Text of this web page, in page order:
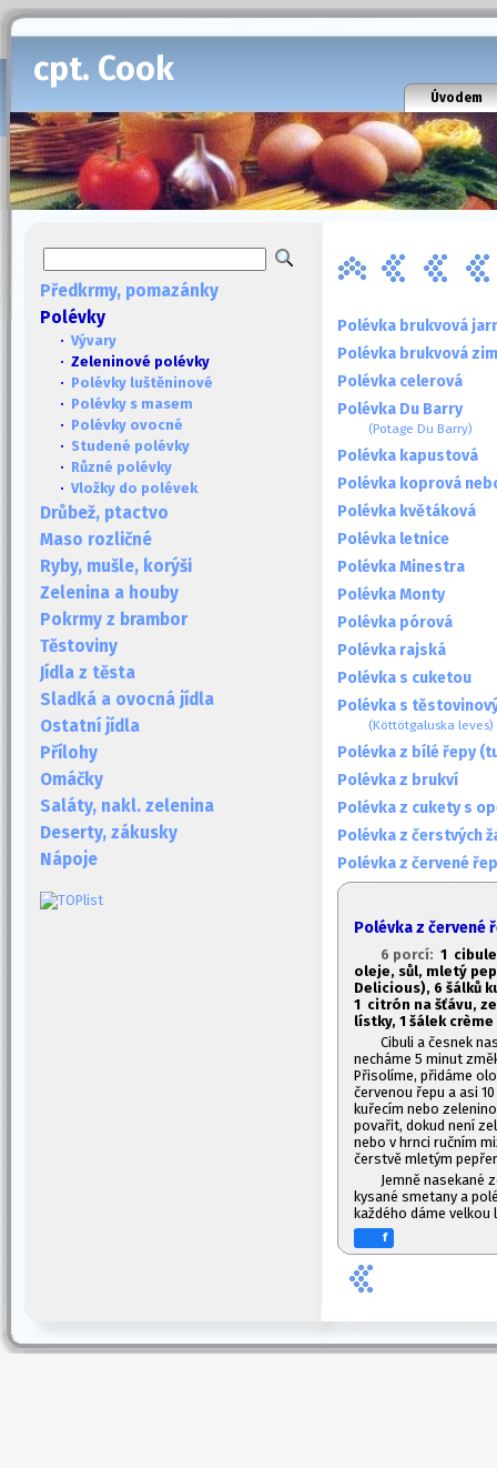
cpt. Cook
Úvodem
Předkrmy, pomazánky
Polévky
· Vývary
· Zeleninové polévky
· Polévky luštěninové
· Polévky s masem
· Polévky ovocné
· Studené polévky
· Různé polévky
· Vložky do polévek
Drůbež, ptactvo
Maso rozličné
Ryby, mušle, korýši
Zelenina a houby
Pokrmy z brambor
Těstoviny
Jídla z těsta
Sladká a ovocná jídla
Ostatní jídla
Přílohy
Omáčky
Saláty, nakl. zelenina
Deserty, zákusky
Nápoje
Polévka brukvová
Polévka brukvová
Polévka celerová
Polévka Du Barry
(Potage Du Barry)
Polévka kapustová
Polévka koprová
Polévka květáková
Polévka letnice
Polévka Minestra
Polévka Monty
Polévka pórová
Polévka rajská
Polévka s cuketou
Polévka s
(Köttötgaluska leves)
Polévka z bílé řepy
Polévka z brukví
Polévka z cukety s
Polévka z čerstvých
Polévka z červené
Polévka z červené
6 porcí: 1
oleje, sůl, mletý
Delicious), 6 šálků
1 citrón na šťávu,
lístky, 1 šálek
Cibuli a česnek
necháme 5 minut
Přisolíme, přidáme
červenou řepu a asi
kuřecím nebo
povařit, dokud není
nebo v hrnci ručním
čerstvě mletým
Jemně nasekané
kysané smetany a
každého dáme velkou
f